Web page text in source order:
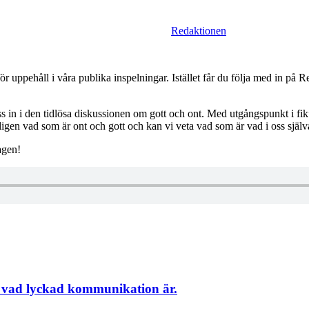
Redaktionen
uppehåll i våra publika inspelningar. Istället får du följa med in på
in i den tidlösa diskussionen om gott och ont. Med utgångspunkt i
vad som är ont och gott och kan vi veta vad som är vad i oss
vad lyckad kommunikation är.